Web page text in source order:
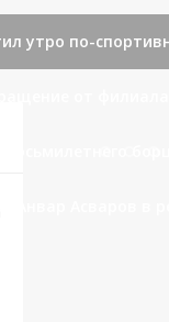
утро по-
Анвар Асваров